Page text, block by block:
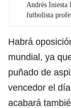
Andrés Iniesta
futbolista
Habrá
mundial, ya
puñado de
vencedor el
acabará